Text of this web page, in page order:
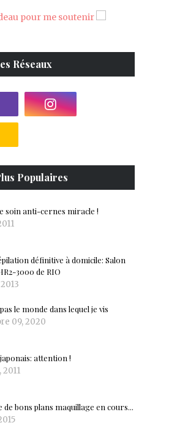
pour me soutenir
Réseaux
Populaires
soin anti-cernes miracle !
définitive à domicile: Salon
3000 de RIO
le monde dans lequel je vis
09, 2020
attention !
de bons plans maquillage en cours...